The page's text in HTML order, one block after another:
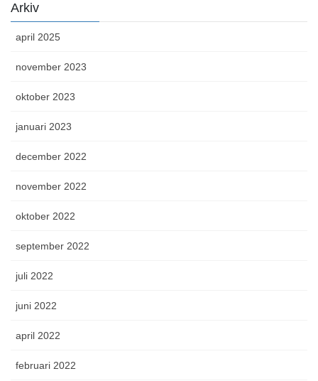
Arkiv
april 2025
november 2023
oktober 2023
januari 2023
december 2022
november 2022
oktober 2022
september 2022
juli 2022
juni 2022
april 2022
februari 2022